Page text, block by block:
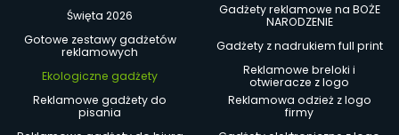
Święta 2026
Gadżety reklamowe na BOŻE
NARODZENIE
Gotowe zestawy gadżetów
reklamowych
Gadżety z nadrukiem full print
Ekologiczne gadżety
Reklamowe breloki i
otwieracze z logo
Reklamowe gadżety do
pisania
Reklamowa odzież z logo
firmy